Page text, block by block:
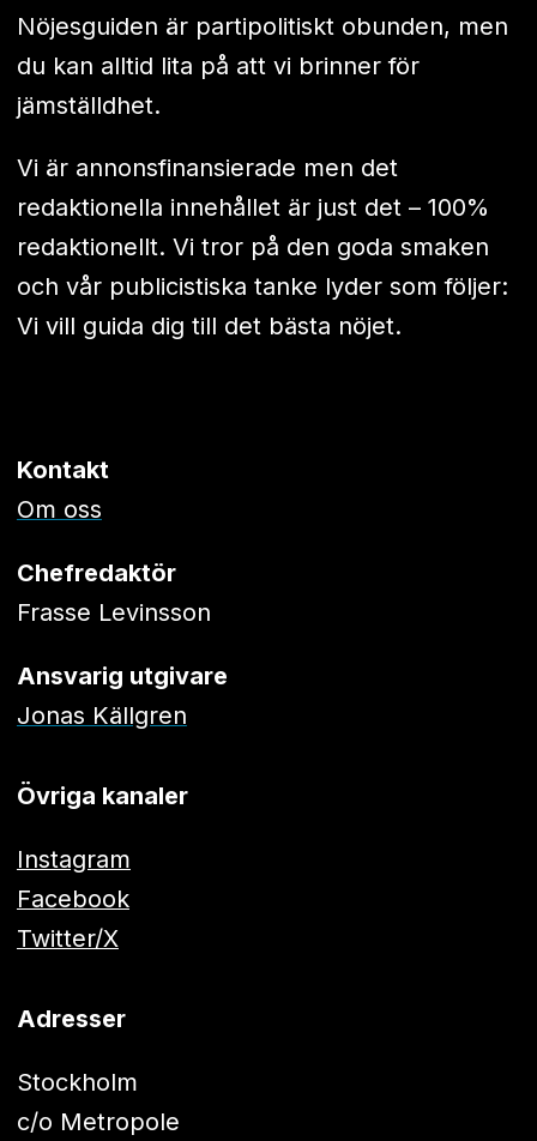
Nöjesguiden är partipolitiskt obunden, men
du kan alltid lita på att vi brinner för
jämställdhet.
Vi är annonsfinansierade men det
redaktionella innehållet är just det – 100%
redaktionellt. Vi tror på den goda smaken
och vår publicistiska tanke lyder som följer:
Vi vill guida dig till det bästa nöjet.
Kontakt
Om oss
Chefredaktör
Frasse Levinsson
Ansvarig utgivare
Jonas Källgren
Övriga kanaler
Instagram
Facebook
Twitter/X
Adresser
Stockholm
c/o Metropole